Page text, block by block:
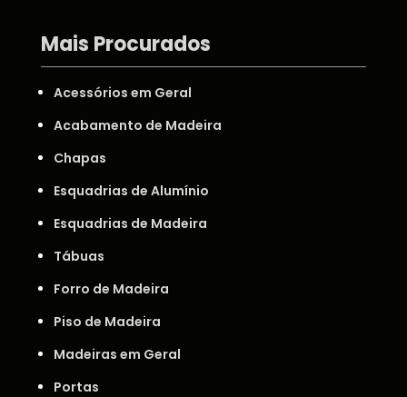
Mais Procurados
Acessórios em Geral
Acabamento de Madeira
Chapas
Esquadrias de Alumínio
Esquadrias de Madeira
Tábuas
Forro de Madeira
Piso de Madeira
Madeiras em Geral
Portas